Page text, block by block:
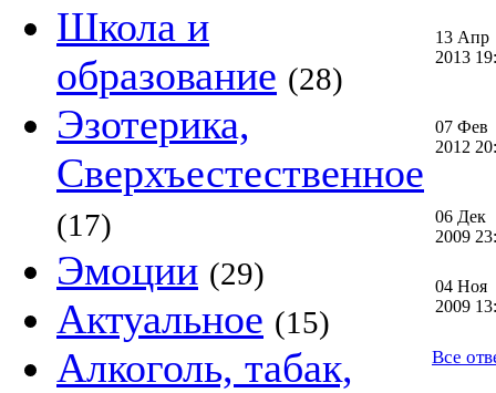
Школа и
образование (28)
Эзотерика,
Сверхъестественное
(17)
Эмоции (29)
Актуальное (15)
Алкоголь, табак,
13 Апр
2013
07 Фев
2012
06 Дек
2009
04 Ноя
2009
Все